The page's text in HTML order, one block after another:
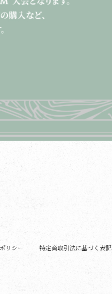
リシー 特定商取引法に基づく表記